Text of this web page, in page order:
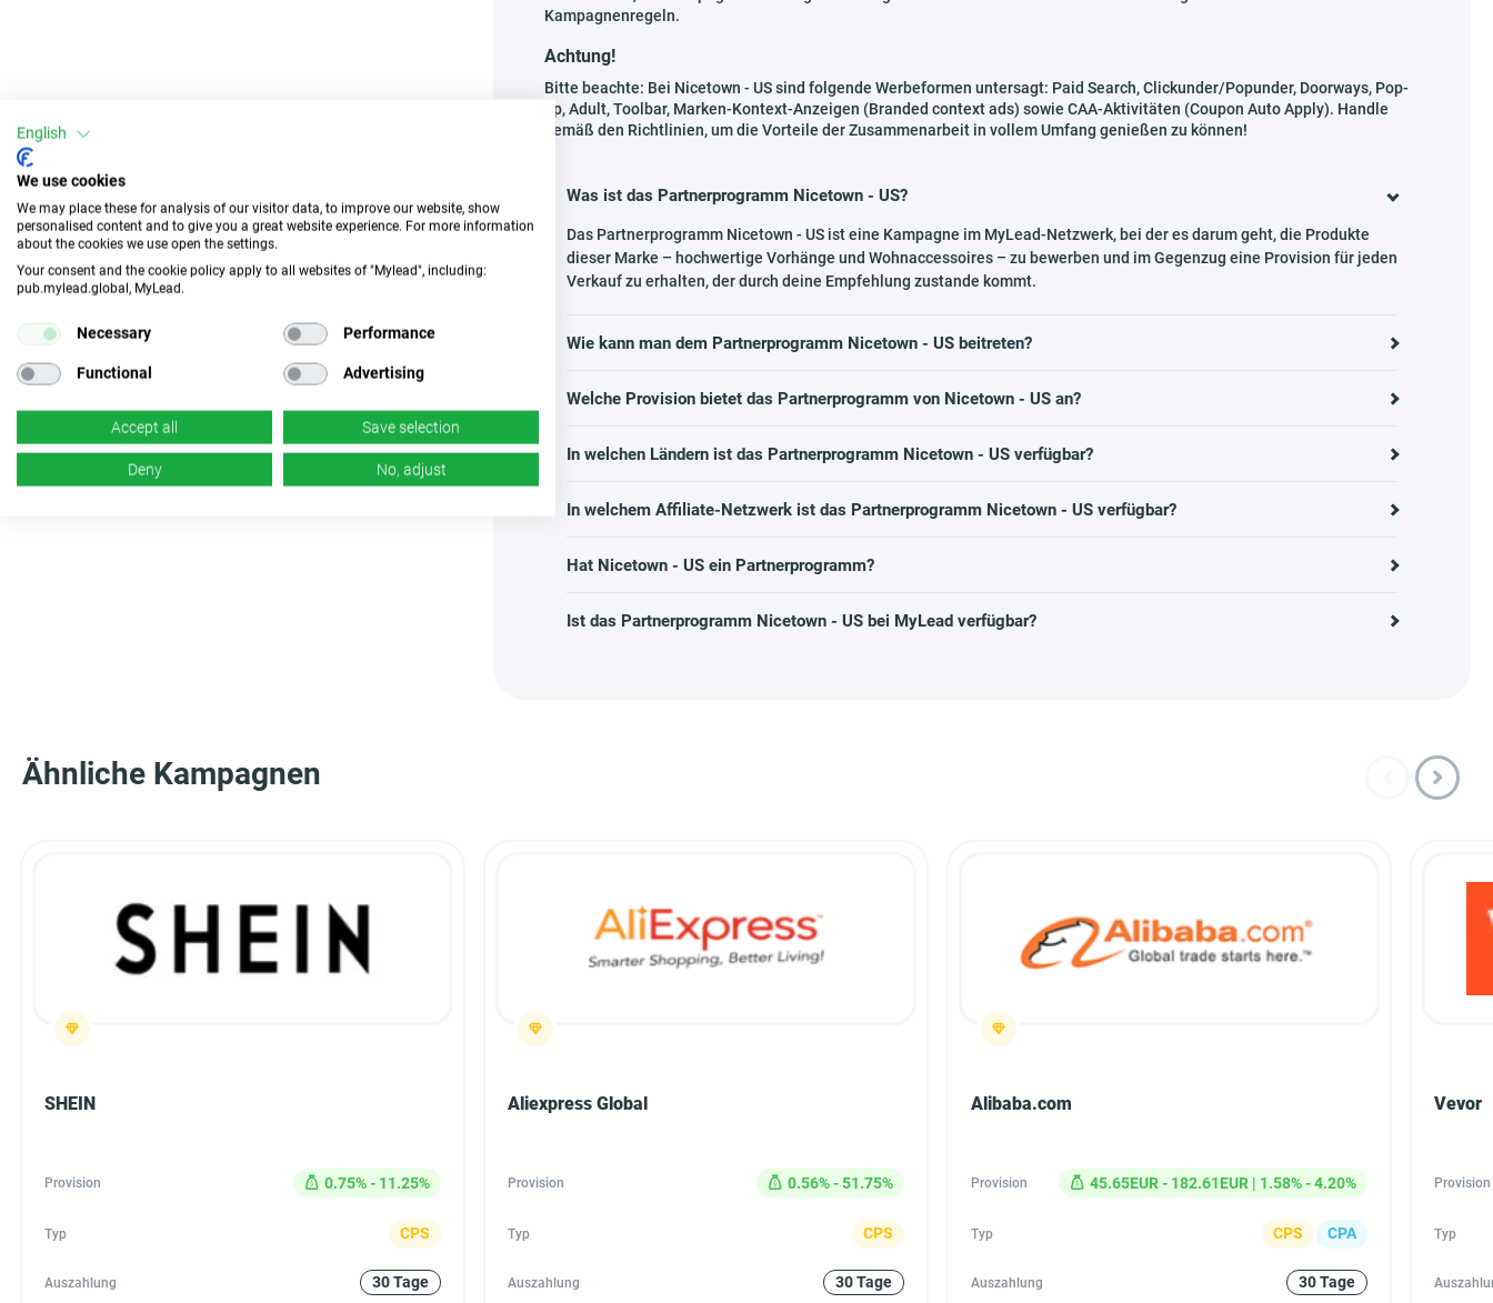
Kampagnenregeln.
Achtung!
Bitte beachte: Bei Nicetown - US sind folgende Werbeformen untersagt: Paid Search, Clickunder/Popunder, Doorways, Pop-
up, Adult, Toolbar, Marken-Kontext-Anzeigen (Branded context ads) sowie CAA-Aktivitäten (Coupon Auto Apply). Handle
gemäß den Richtlinien, um die Vorteile der Zusammenarbeit in vollem Umfang genießen zu können!
Was ist das Partnerprogramm Nicetown - US?
Das Partnerprogramm Nicetown - US ist eine Kampagne im MyLead-Netzwerk, bei der es darum geht, die Produkte
dieser Marke – hochwertige Vorhänge und Wohnaccessoires – zu bewerben und im Gegenzug eine Provision für jeden
Verkauf zu erhalten, der durch deine Empfehlung zustande kommt.
Wie kann man dem Partnerprogramm Nicetown - US beitreten?
Welche Provision bietet das Partnerprogramm von Nicetown - US an?
In welchen Ländern ist das Partnerprogramm Nicetown - US verfügbar?
In welchem Affiliate-Netzwerk ist das Partnerprogramm Nicetown - US verfügbar?
Hat Nicetown - US ein Partnerprogramm?
Ist das Partnerprogramm Nicetown - US bei MyLead verfügbar?
Ähnliche Kampagnen
SHEIN
Provision 0.75% - 11.25%
Typ CPS
Auszahlung 30 Tage
Aliexpress Global
Provision 0.56% - 51.75%
Typ CPS
Auszahlung 30 Tage
Alibaba.com
Provision 45.65EUR - 182.61EUR | 1.58% - 4.20%
Typ CPS CPA
Auszahlung 30 Tage
Vevor
Provision
Typ
English
We use cookies
We may place these for analysis of our visitor data, to improve our website, show
personalised content and to give you a great website experience. For more information
about the cookies we use open the settings.
Your consent and the cookie policy apply to all websites of "Mylead", including:
pub.mylead.global, MyLead.
Necessary Performance
Functional Advertising
Accept all Save selection
Deny No, adjust